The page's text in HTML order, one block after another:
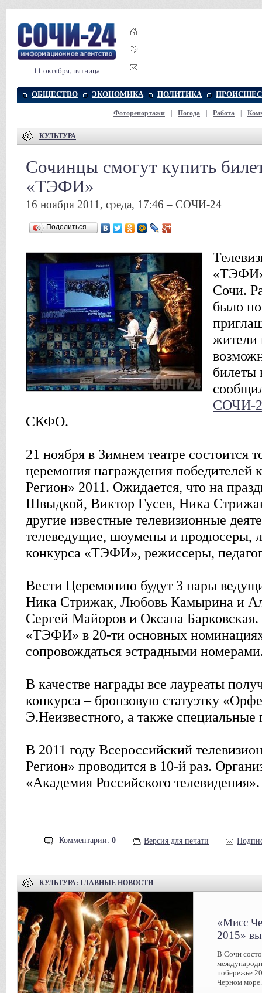
11 октября, пятница
ОБЩЕСТВО ЭКОНОМИКА ПОЛИТИКА
Фоторепортажи Погода Работа
КУЛЬТУРА
Сочинцы смогут купить
«ТЭФИ»
16 ноября 2011, среда, 17:46 – СОЧИ-24
Поделиться…
«ТЭФИ»
Сочи.
было
жители
билеты
СОЧИ-
СКФО.
21 ноября в Зимнем театре состоится
церемония награждения
Регион» 2011. Ожидается, что на
Швыдкой, Виктор Гусев, Ника
другие известные телевизионные
телеведущие, шоумены и продюсеры,
конкурса «ТЭФИ», режиссеры,
Вести Церемонию будут 3 пары
Ника Стрижак, Любовь Камырина и
Сергей Майоров и Оксана
«ТЭФИ» в 20-ти основных номинациях
сопровождаться эстрадными
В качестве награды все лауреаты
конкурса – бронзовую статуэтку
Э.Неизвестного, а также
В 2011 году Всероссийский
Регион» проводится в 10-й раз.
«Академия Российского телевидения».
Комментарии: 0 Версия для печати
КУЛЬТУРА: ГЛАВНЫЕ НОВОСТИ
«Мисс
2015»
В Сочи
побережье
Черном